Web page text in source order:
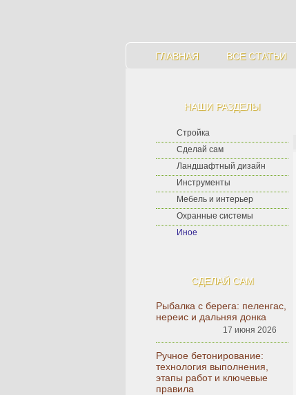
ГЛАВНАЯ ВСЕ СТАТЬИ
НАШИ РАЗДЕЛЫ
Стройка
Сделай сам
Ландшафтный дизайн
Инструменты
Мебель и интерьер
Охранные системы
Иное
СДЕЛАЙ САМ
Рыбалка с берега: пеленгас,
нереис и дальняя донка
17 июня 2026
Ручное бетонирование:
технология выполнения,
этапы работ и ключевые
правила